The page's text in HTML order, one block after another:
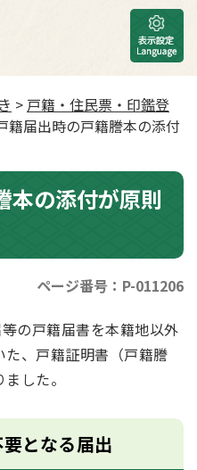
> 戸籍・住民票・印鑑登
籍届出時の戸籍謄本の添付
本の添付が原則
ページ番号：P-011206
の戸籍届書を本籍地以外
、戸籍証明書（戸籍謄
した。
となる届出